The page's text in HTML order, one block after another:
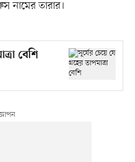
নামের তারার।
বেশি